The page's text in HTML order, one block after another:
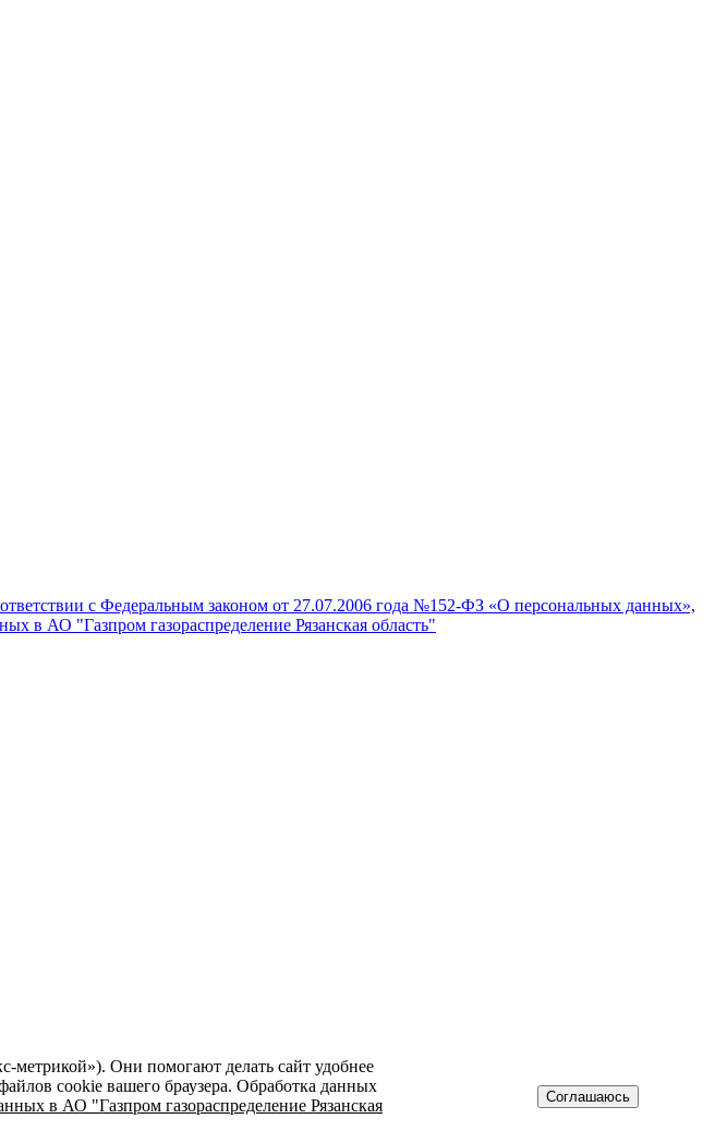
с Федеральным законом от 27.07.2006 года №152-ФЗ «О персональных данных»,
в АО "Газпром газораспределение Рязанская область"
метрикой»). Они помогают делать сайт удобнее
cookie вашего браузера. Обработка данных
в АО "Газпром газораспределение Рязанская
Соглашаюсь